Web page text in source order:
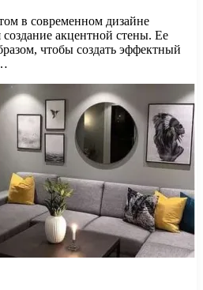
в современном дизайне
создание акцентной стены. Ее
чтобы создать эффектный